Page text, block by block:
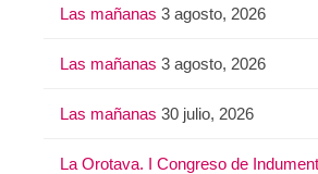
Las mañanas 3 agosto, 2026
Las mañanas 3 agosto, 2026
Las mañanas 30 julio, 2026
La Orotava. I Congreso de